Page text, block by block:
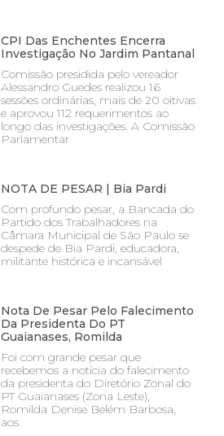
CPI Das Enchentes Encerra
Investigação No Jardim Pantanal
Comissão presidida pelo vereador
Alessandro Guedes realizou 16
sessões ordinárias, mais de 20 oitivas
e aprovou 112 requerimentos ao
longo das investigações. A Comissão
Parlamentar
NOTA DE PESAR | Bia Pardi
Com profundo pesar, a Bancada do
Partido dos Trabalhadores na
Câmara Municipal de São Paulo se
despede de Bia Pardi, educadora,
militante histórica e incansável
Nota De Pesar Pelo Falecimento
Da Presidenta Do PT
Guaianases, Romilda
Foi com grande pesar que
recebemos a notícia do falecimento
da presidenta do Diretório Zonal do
PT Guaianases (Zona Leste),
Romilda Denise Belém Barbosa,
aos